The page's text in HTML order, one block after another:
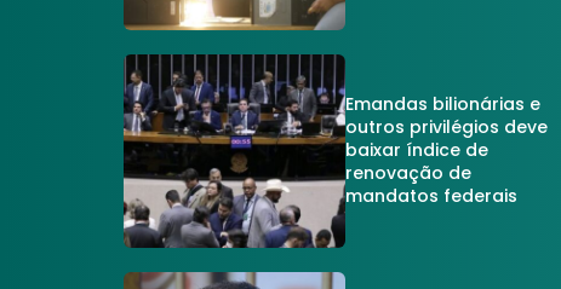
Emandas bilionárias e
outros privilégios deve
baixar índice de
renovação de
mandatos federais